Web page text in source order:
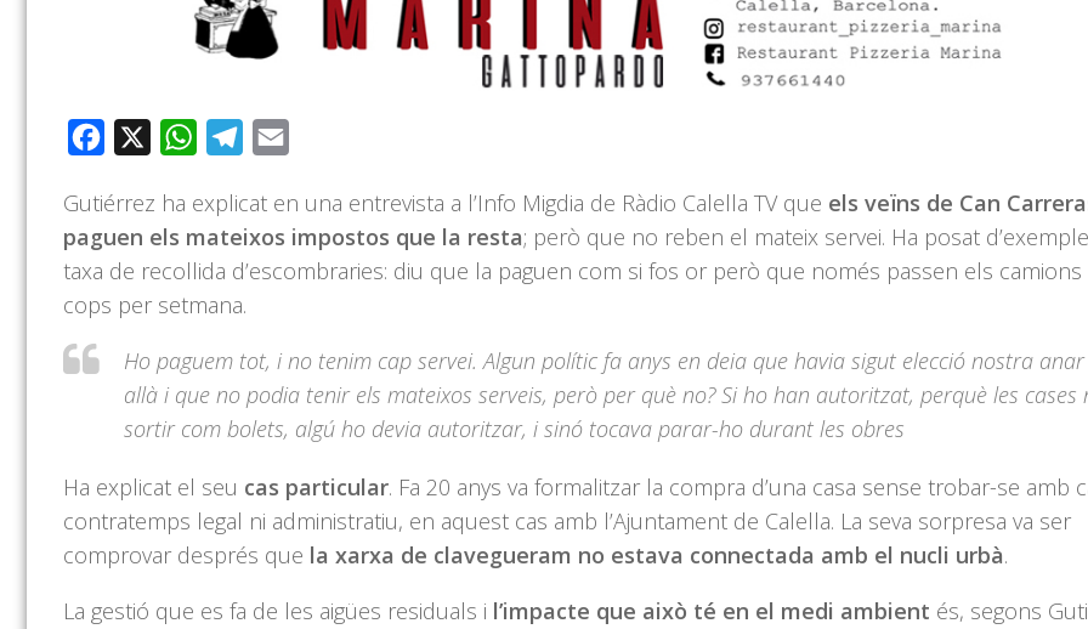
Facebook WhatsAppTelegram
Gutiérrez ha explicat en una entrevista a l’Info Migdia de Ràdio Calella TV que els veïns de Can
paguen els mateixos impostos que la resta; però que no reben el mateix servei. Ha posat
taxa de recollida d’escombraries: diu que la paguen com si fos or però que només passen els camions
cops per setmana.
Ho paguem tot, i no tenim cap servei. Algun polític fa anys en deia que havia sigut elecció nostra
allà i que no podia tenir els mateixos serveis, però per què no? Si ho han autoritzat, perquè les cases
sortir com bolets, algú ho devia autoritzar, i sinó tocava parar-ho durant les obres
Ha explicat el seu cas particular. Fa 20 anys va formalitzar la compra d’una casa sense trobar-se amb
contratemps legal ni administratiu, en aquest cas amb l’Ajuntament de Calella. La seva sorpresa va ser
comprovar després que la xarxa de clavegueram no estava connectada amb el nucli urbà.
La gestió que es fa de les aigües residuals i l’impacte que això té en el medi ambient és, segons